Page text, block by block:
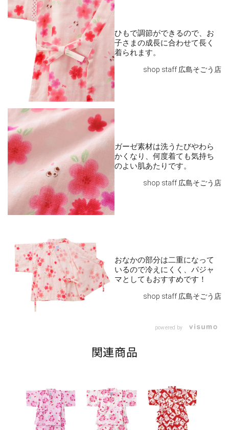
ひもで調節ができるので、お
子さまの成長に合わせて長く
着られます。
shop staff 広島そごう店
ガーゼ素材は洗うたびやわら
かくなり、何度着ても気持ち
のよい肌あたりです。
shop staff 広島そごう店
おなかの部分は二重になって
いるので冷えにくく、パジャ
マとしてもおすすめです！
shop staff 広島そごう店
powered by
関連商品